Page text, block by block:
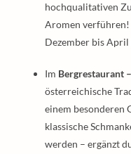
hochqualitativen
Aromen verführen!
Dezember bis
Im Bergrestaurant
österreichische
einem besonderen
klassische
werden – ergänzt